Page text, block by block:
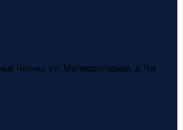
Челны, ул. Мелиораторная, д.19а